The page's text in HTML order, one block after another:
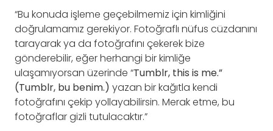
“Bu konuda işleme geçebilmemiz için kimliğini
doğrulamamız gerekiyor. Fotoğraflı nüfus cüzdanını
tarayarak ya da fotoğrafını çekerek bize
gönderebilir, eğer herhangi bir kimliğe
ulaşamıyorsan üzerinde “Tumblr, this is me.”
(Tumblr, bu benim.) yazan bir kağıtla kendi
fotoğrafını çekip yollayabilirsin. Merak etme, bu
fotoğraflar gizli tutulacaktır.”